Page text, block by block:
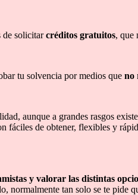
de solicitarcréditos gratuitos, que
tu solvencia por medios que no
aunque a grandes rasgos
fáciles de obtener, flexibles y
y valorar las distintas
normalmente tan solo se te